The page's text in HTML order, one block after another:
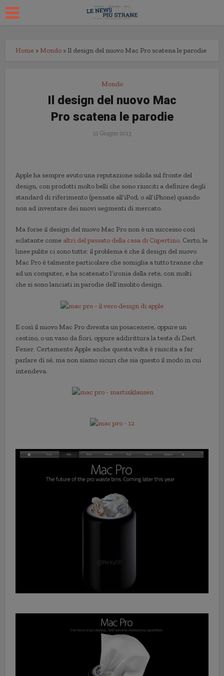
Home » Mondo » Il design del nuovo Mac Pro scatena le parodie
Mondo
Il design del nuovo Mac
Pro scatena le parodie
21 Giugno 2013
Apple ha sempre avuto una reputazione solida sul fronte del
design, con prodotti molto belli che sono riusciti a definire degli
standard di riferimento (pensate all’iPod, o all’iPhone) quando
non ad inventare dei nuovi segmenti di mercato.
Ma forse il design del nuovo Mac Pro non è un successo così
eclatante come altri del passato della casa di Cupertino. Certo, le
linee pulite ci sono tutte: il problema è che il design del nuovo
Mac Pro è talmente particolare che somiglia a tutto tranne che
ad un computer, e ha scatenato l’ironia della rete, con molti
che si sono lanciati in parodie dell’insolito design.
E così il nuovo Mac Pro diventa un posacenere, oppure un
cestino, o un vaso da fiori, oppure addirittura la testa di Dart
Fener. Certamente Apple anche questa volta è riuscita a far
parlare di sé, ma non siamo sicuri che sia questo il modo in cui
intendeva.